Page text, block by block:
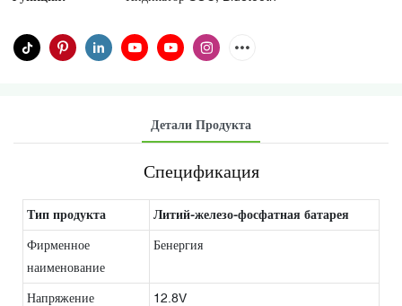
Детали Продукта
Спецификация
Тип продукта Литий-железо-фосфатная батарея
Фирменное
наименование
Бенергия
Напряжение 12.8V